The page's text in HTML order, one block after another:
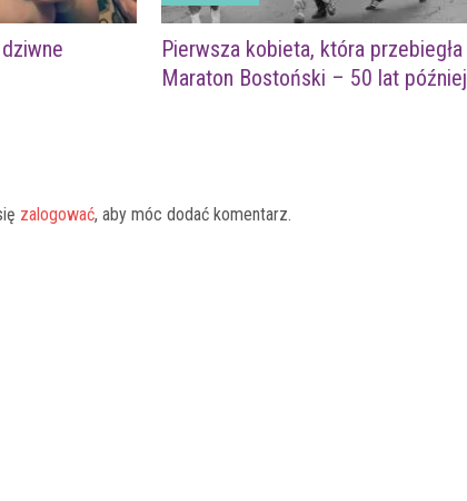
Pierwsza kobieta, która przebiegła
Maraton Bostoński – 50 lat później
zalogować, aby móc dodać komentarz.